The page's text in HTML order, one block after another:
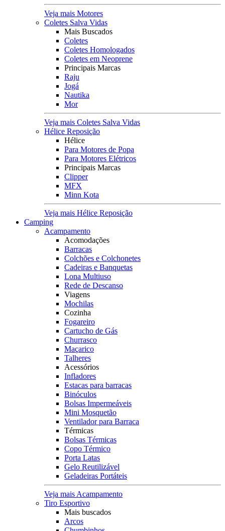
Veja mais Motores
Coletes Salva Vidas
Mais Buscados
Coletes
Coletes Homologados
Coletes em Neoprene
Principais Marcas
Raju
Jogá
Nautika
Mor
Veja mais Coletes Salva Vidas
Hélice Reposição
Hélice
Para Motores de Popa
Para Motores Elétricos
Principais Marcas
Clipper
MFX
Minn Kota
Veja mais Hélice Reposição
Camping
Acampamento
Acomodações
Barracas
Colchões e Colchonetes
Cadeiras e Banquetas
Lona Multiuso
Rede de Descanso
Viagens
Mochilas
Cozinha
Fogareiro
Cartucho de Gás
Churrasco
Maçarico
Talheres
Acessórios
Infladores
Estacas para barracas
Binóculos
Bolsas Impermeáveis
Mini Mosquetão
Ventilador para Barraca
Térmicas
Bolsas Térmicas
Copo Térmico
Porta Latas
Gelo Reutilizável
Geladeiras Portáteis
Veja mais Acampamento
Tiro Esportivo
Mais buscados
Arcos